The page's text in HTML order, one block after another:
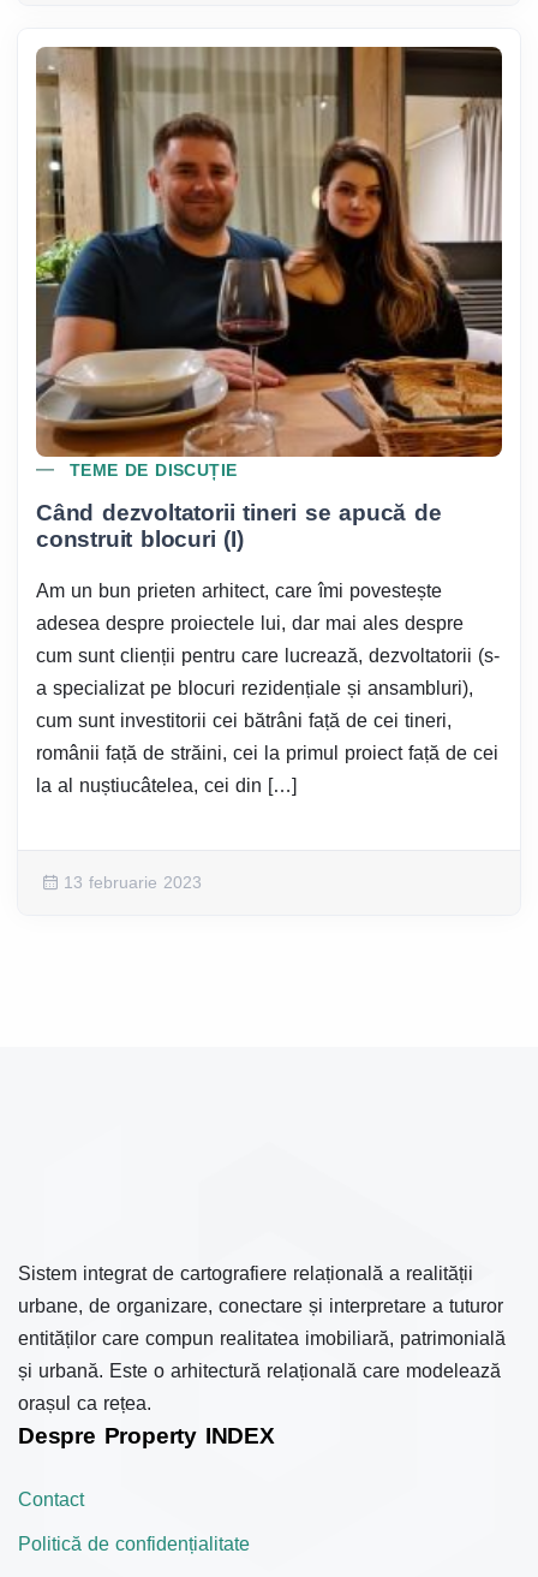
TEME DE DISCUȚIE
Când dezvoltatorii tineri se apucă de
construit blocuri (I)
Am un bun prieten arhitect, care îmi povestește
adesea despre proiectele lui, dar mai ales despre
cum sunt clienții pentru care lucrează, dezvoltatorii (s-
a specializat pe blocuri rezidențiale și ansambluri),
cum sunt investitorii cei bătrâni față de cei tineri,
românii față de străini, cei la primul proiect față de cei
la al nuștiucâtelea, cei din […]
13 februarie 2023
Sistem integrat de cartografiere relațională a realității
urbane, de organizare, conectare și interpretare a tuturor
entităților care compun realitatea imobiliară, patrimonială
și urbană. Este o arhitectură relațională care modelează
orașul ca rețea.
Despre Property INDEX
Contact
Politică de confidențialitate